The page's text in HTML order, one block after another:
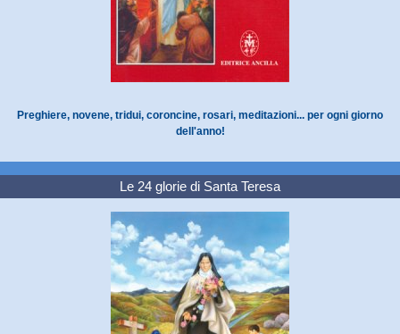
Preghiere, novene, tridui, coroncine, rosari, meditazioni... per ogni giorno
dell'anno!
Le 24 glorie di Santa Teresa